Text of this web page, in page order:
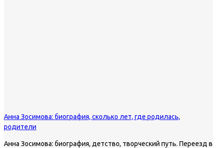
Анна Зосимова: биография, сколько лет, где родилась,
родители
Анна Зосимова: биография, детство, творческий путь. Переезд в